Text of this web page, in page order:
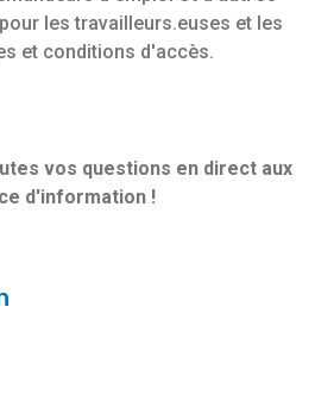
pour les travailleurs.euses et les
et conditions d'accès.
vos questions en direct aux
d'information !